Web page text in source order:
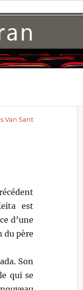
Van Sant
est
d’une
du père
Son
qui se